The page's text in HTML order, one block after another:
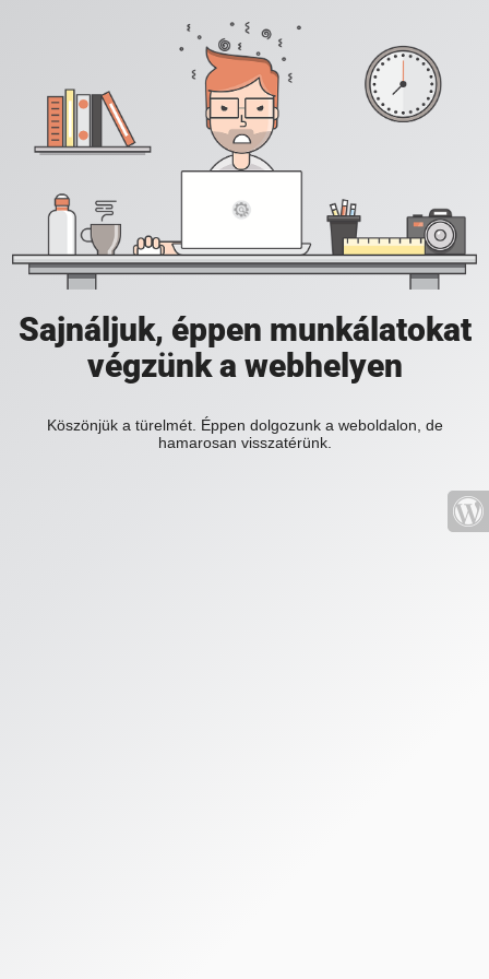
Sajnáljuk, éppen munkálatokat
végzünk a webhelyen
Köszönjük a türelmét. Éppen dolgozunk a weboldalon, de
hamarosan visszatérünk.